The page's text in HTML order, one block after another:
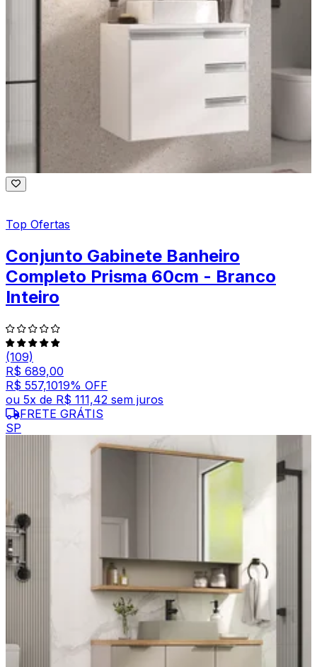
Top Ofertas
Conjunto Gabinete Banheiro
Completo Prisma 60cm - Branco
Inteiro
(109)
R$ 689,00
R$ 557,1019% OFF
ou 5x de R$ 111,42 sem juros
FRETE GRÁTIS
SP